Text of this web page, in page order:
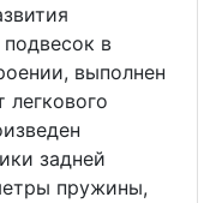
в
выполнен
легкового
задней
пружины,